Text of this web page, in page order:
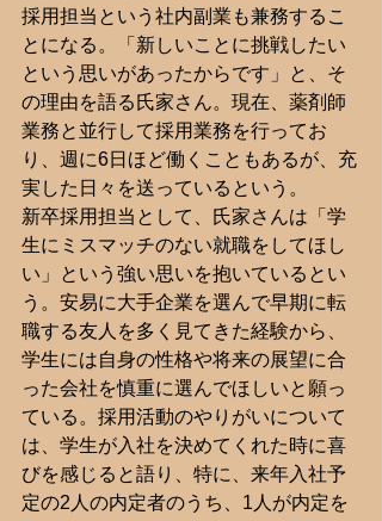
採用担当という社内副業も兼務するこ
とになる。「新しいことに挑戦したい
という思いがあったからです」と、そ
の理由を語る氏家さん。現在、薬剤師
業務と並行して採用業務を行ってお
り、週に6日ほど働くこともあるが、充
実した日々を送っているという。
新卒採用担当として、氏家さんは「学
生にミスマッチのない就職をしてほし
い」という強い思いを抱いているとい
う。安易に大手企業を選んで早期に転
職する友人を多く見てきた経験から、
学生には自身の性格や将来の展望に合
った会社を慎重に選んでほしいと願っ
ている。採用活動のやりがいについて
は、学生が入社を決めてくれた時に喜
びを感じると語り、特に、来年入社予
定の2人の内定者のうち、1人が内定を